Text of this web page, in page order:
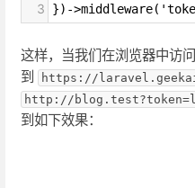
3 })-
这样，当我们在浏览器中访问
到
https://
http://
到如下效果：